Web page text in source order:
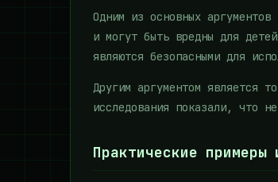
Одним из основных
и могут быть вредны для
являются безопасными для
Другим аргументом является
исследования показали, что
Практические примеры